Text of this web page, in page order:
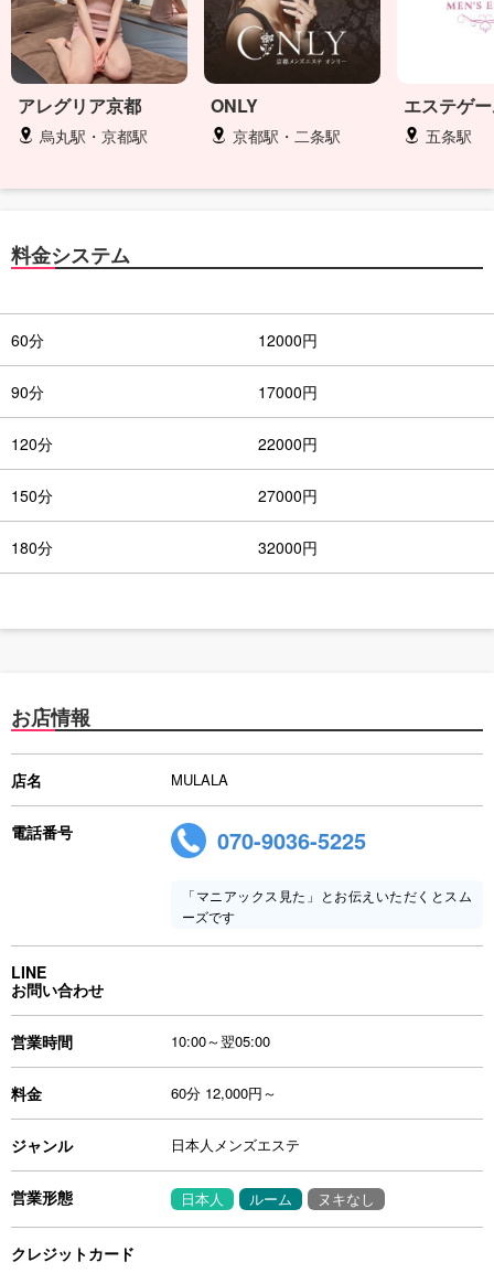
アレグリア京都
烏丸駅・京都駅
ONLY
京都駅・二条駅
エステゲ
五条駅
料金システム
60分 12000円
90分 17000円
120分 22000円
150分 27000円
180分 32000円
お店情報
店名 MULALA
電話番号 070-9036-5225
「マニアックス見た」とお伝えいただくとスム
ーズです
LINE
お問い合わせ
営業時間 10:00～翌05:00
料金 60分 12,000円～
ジャンル 日本人メンズエステ
営業形態 日本人 ルーム ヌキなし
クレジットカード